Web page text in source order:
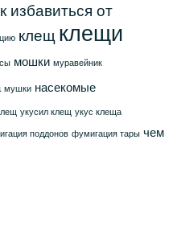
избавиться от
клещ клещи
мошки муравейник
мушки насекомые
укусил клещ укус клеща
поддонов фумигация тары чем